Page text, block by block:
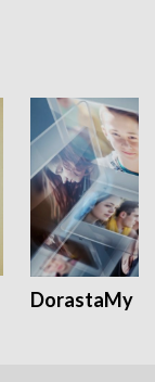
DorastaMy